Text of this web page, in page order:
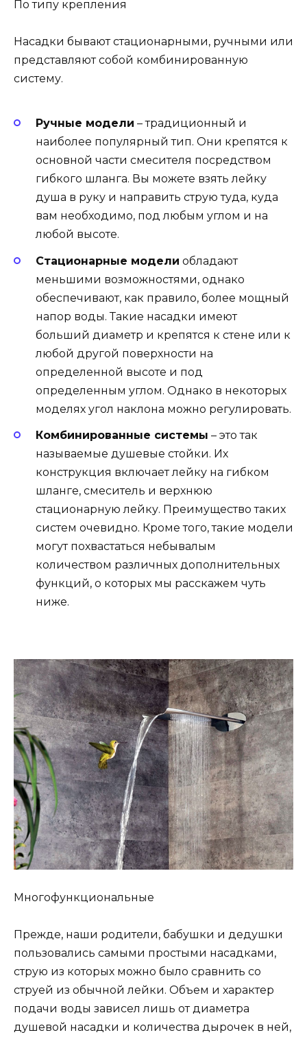
По типу крепления
Насадки бывают стационарными, ручными или
представляют собой комбинированную
систему.
Ручные модели – традиционный и
наиболее популярный тип. Они крепятся к
основной части смесителя посредством
гибкого шланга. Вы можете взять лейку
душа в руку и направить струю туда, куда
вам необходимо, под любым углом и на
любой высоте.
Стационарные модели обладают
меньшими возможностями, однако
обеспечивают, как правило, более мощный
напор воды. Такие насадки имеют
больший диаметр и крепятся к стене или к
любой другой поверхности на
определенной высоте и под
определенным углом. Однако в некоторых
моделях угол наклона можно регулировать.
Комбинированные системы – это так
называемые душевые стойки. Их
конструкция включает лейку на гибком
шланге, смеситель и верхнюю
стационарную лейку. Преимущество таких
систем очевидно. Кроме того, такие модели
могут похвастаться небывалым
количеством различных дополнительных
функций, о которых мы расскажем чуть
ниже.
Многофункциональные
Прежде, наши родители, бабушки и дедушки
пользовались самыми простыми насадками,
струю из которых можно было сравнить со
струей из обычной лейки. Объем и характер
подачи воды зависел лишь от диаметра
душевой насадки и количества дырочек в ней,